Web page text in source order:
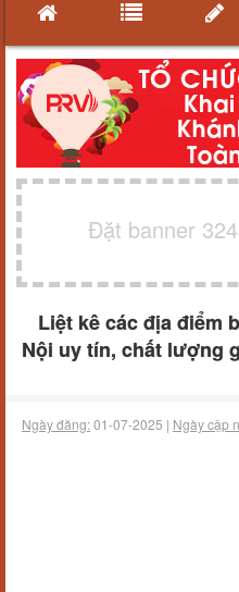
Đặt banner
Liệt kê các địa điểm
Nội uy tín, chất lượng
Ngày đăng:01-07-2025 | Ngày cập